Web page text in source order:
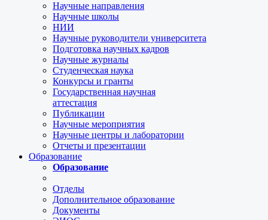
Научные направления
Научные школы
НИИ
Научные руководители университета
Подготовка научных кадров
Научные журналы
Студенческая наука
Конкурсы и гранты
Государственная научная
аттестация
Публикации
Научные мероприятия
Научные центры и лаборатории
Отчеты и презентации
Образование
Образование
Отделы
Дополнительное образование
Документы